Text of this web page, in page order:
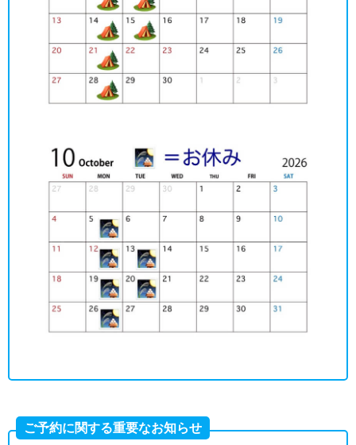
ご予約に関する重要なお知らせ